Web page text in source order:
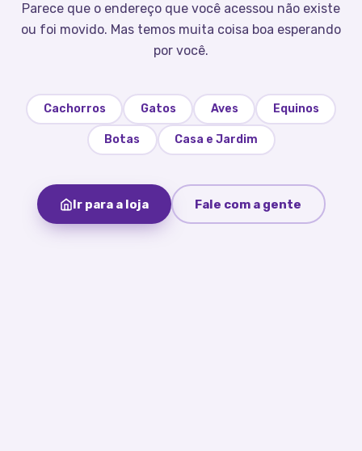
Parece que o endereço que você acessou não existe
ou foi movido. Mas temos muita coisa boa esperando
por você.
Cachorros Gatos Aves Equinos
Botas Casa e Jardim
Ir para a loja Fale com a gente